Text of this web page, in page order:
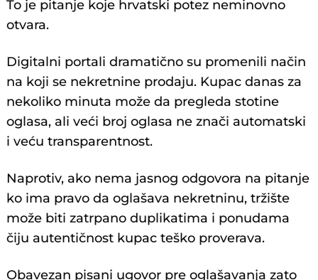
To je pitanje koje hrvatski potez neminovno
otvara.
Digitalni portali dramatično su promenili način
na koji se nekretnine prodaju. Kupac danas za
nekoliko minuta može da pregleda stotine
oglasa, ali veći broj oglasa ne znači automatski
i veću transparentnost.
Naprotiv, ako nema jasnog odgovora na pitanje
ko ima pravo da oglašava nekretninu, tržište
može biti zatrpano duplikatima i ponudama
čiju autentičnost kupac teško proverava.
Obavezan pisani ugovor pre oglašavanja zato